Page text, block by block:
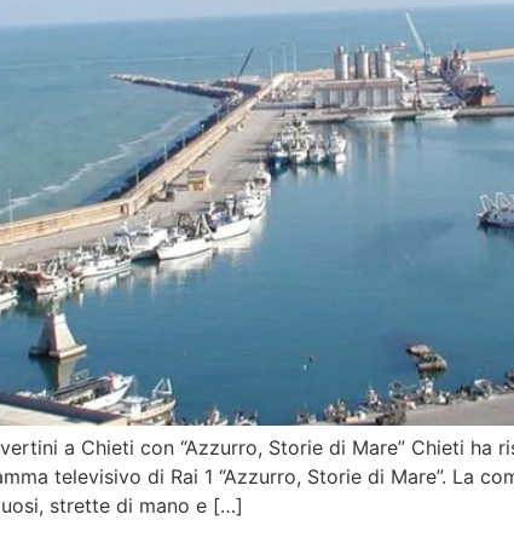
a Chieti con “Azzurro, Storie di Mare” Chieti ha
televisivo di Rai 1 “Azzurro, Storie di Mare”. La
strette di mano e […]